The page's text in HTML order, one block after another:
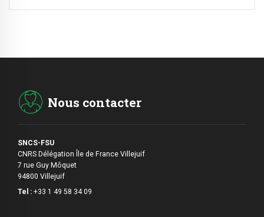
Nous contacter
SNCS-FSU
CNRS Délégation Île de France Villejuif
7 rue Guy Môquet
94800 Villejuif
Tel : +33 1 49 58 34 09